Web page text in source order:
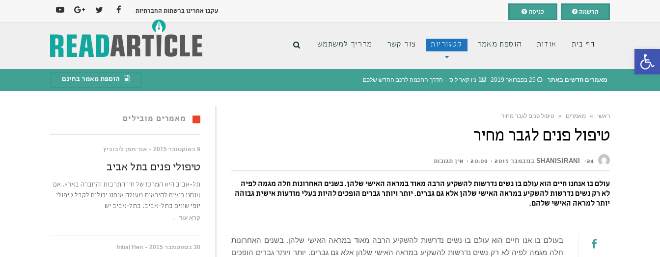
פתח סרגל נגישות
הרשמה כניסה
עקבו אחרינו ברשתות החברתיות -
דף בית אודות הוספת מאמר קטגוריות צור קשר מדריך למשתמש
מאמרים חדשים באתר 25 בפברואר 2019 ניו קאר ליס – הדרך החכמה לרכב החדש שלכם הוספת מאמר בחינם
ראשי » מאמרים » טיפול פנים לגבר מחיר
טיפול פנים לגבר מחיר
SHANISIRANI 24 בנובמבר 2015 20:09 אין תגובות
עולם בו אנחנו חיים הוא עולם בו נשים נדרשות להשקיע הרבה מאוד במראה האישי שלהן. בשנים האחרונות חלה מגמה לפיה
לא רק נשים נדרשות להשקיע במראה האישי שלהן אלא גם גברים. יותר ויותר גברים הופכים להיות בעלי מודעות אישית גבוהה
יותר למראה האישי שלהם.
בעולם בו אנו חיים הוא עולם בו נשים נדרשות להשקיע הרבה מאוד במראה האישי שלהן. בשנים האחרונות
חלה מגמה לפיה לא רק נשים נדרשות להשקיע במראה האישי שלהן אלא גם גברים. יותר ויותר גברים הופכים
מאמרים מובילים
9 באוקטובר 2015 אור ממן ליבוביץ
טיפולי פנים בתל אביב
תל-אביב היא המרכז של חיי התרבות והחברה בארץ. אם
אנחנו רוצים להיראות מעולה אנחנו יכולים לקבל טיפולי
יופי שונים בתל-אביב. בתל-אביב יש
קרא עוד ←
30 בספטמבר 2015 Inbal Hen